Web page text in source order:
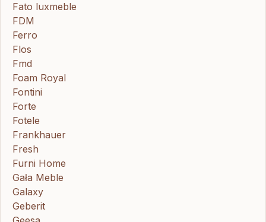
Fato luxmeble
FDM
Ferro
Flos
Fmd
Foam Royal
Fontini
Forte
Fotele
Frankhauer
Fresh
Furni Home
Gała Meble
Galaxy
Geberit